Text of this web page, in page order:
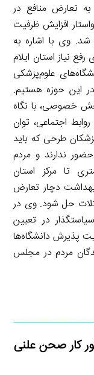
تعارض منافع در
افزایش ظرفیت
وی با اشاره به
نیاز استان ایلام
علوم‌پزشکی
این حوزه هستیم.
خصوصی، با نگاه
اجتماعی، توان
طرحی که باید
حضور ندارند و مردم
مسافت‌های ۶۰-۷۰ کیلومتری تا مرکز استان
دچار تعارض
حل شود. وی در
در تعیین
پذیرش دانشگاه‌ها
مردم در مجلس
کار صحن علنی